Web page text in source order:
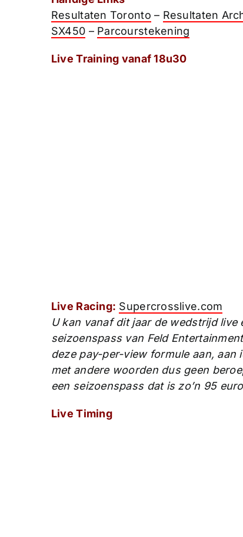
Resultaten Toronto – Resultaten
SX450 – Parcourstekening
Live Training vanaf 18u30
Live Racing: Supercrosslive.com
U kan vanaf dit jaar de wedstrijd live
seizoenspass van Feld
deze pay-per-view formule aan, aan
met andere woorden dus geen
een seizoenspass dat is zo’n 95
Live Timing